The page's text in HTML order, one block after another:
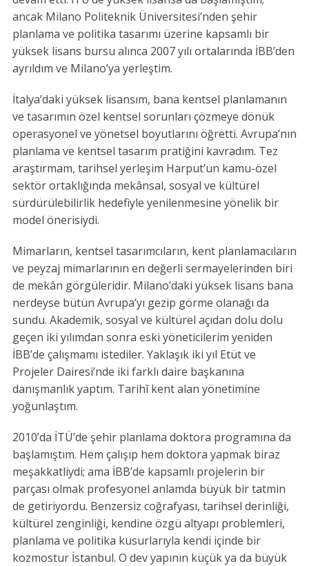
ancak Milano Politeknik Üniversitesi’nden şehir
planlama ve politika tasarımı üzerine kapsamlı bir
yüksek lisans bursu alınca 2007 yılı ortalarında İBB’den
ayrıldım ve Milano’ya yerleştim.
İtalya’daki yüksek lisansım, bana kentsel planlamanın
ve tasarımın özel kentsel sorunları çözmeye dönük
operasyonel ve yönetsel boyutlarını öğretti. Avrupa’nın
planlama ve kentsel tasarım pratiğini kavradım. Tez
araştırmam, tarihsel yerleşim Harput’un kamu-özel
sektör ortaklığında mekânsal, sosyal ve kültürel
sürdürülebilirlik hedefiyle yenilenmesine yönelik bir
model önerisiydi.
Mimarların, kentsel tasarımcıların, kent planlamacıların
ve peyzaj mimarlarının en değerli sermayelerinden biri
de mekân görgüleridir. Milano’daki yüksek lisans bana
nerdeyse bütün Avrupa’yı gezip görme olanağı da
sundu. Akademik, sosyal ve kültürel açıdan dolu dolu
geçen iki yılımdan sonra eski yöneticilerim yeniden
İBB’de çalışmamı istediler. Yaklaşık iki yıl Etüt ve
Projeler Dairesi’nde iki farklı daire başkanına
danışmanlık yaptım. Tarihî kent alan yönetimine
yoğunlaştım.
2010’da İTÜ’de şehir planlama doktora programına da
başlamıştım. Hem çalışıp hem doktora yapmak biraz
meşakkatliydi; ama İBB’de kapsamlı projelerin bir
parçası olmak profesyonel anlamda büyük bir tatmin
de getiriyordu. Benzersiz coğrafyası, tarihsel derinliği,
kültürel zenginliği, kendine özgü altyapı problemleri,
planlama ve politika kusurlarıyla kendi içinde bir
kozmostur İstanbul. O dev yapının küçük ya da büyük